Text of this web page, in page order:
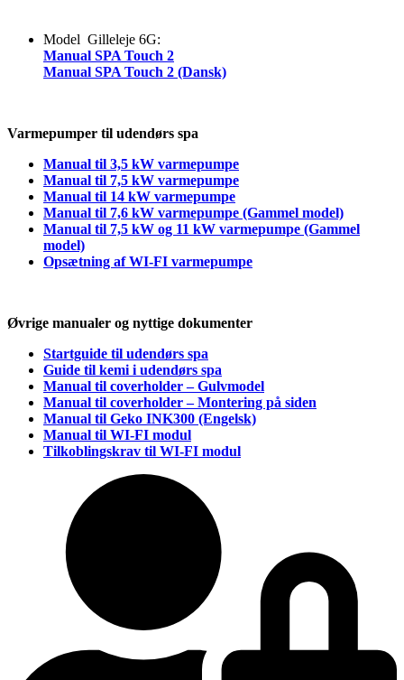
Model Gilleleje 6G:
Manual SPA Touch 2
Manual SPA Touch 2 (Dansk)
Varmepumper til udendørs spa
Manual til 3,5 kW varmepumpe
Manual til 7,5 kW varmepumpe
Manual til 14 kW varmepumpe
Manual til 7,6 kW varmepumpe (Gammel model)
Manual til 7,5 kW og 11 kW varmepumpe (Gammel
model)
Opsætning af WI-FI varmepumpe
Øvrige manualer og nyttige dokumenter
Startguide til udendørs spa
Guide til kemi i udendørs spa
Manual til coverholder – Gulvmodel
Manual til coverholder – Montering på siden
Manual til Geko INK300 (Engelsk)
Manual til WI-FI modul
Tilkoblingskrav til WI-FI modul